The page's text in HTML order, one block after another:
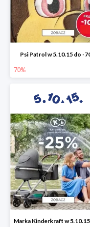
Psi Patrol w 5.10.15 do -
70%